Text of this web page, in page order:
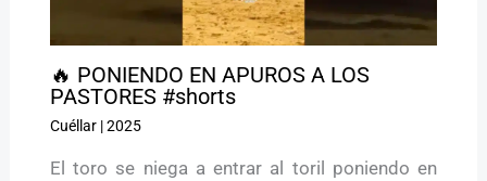
🔥 PONIENDO EN APUROS A LOS
PASTORES #shorts
Cuéllar|2025
El toro se niega a entrar al toril poniendo en